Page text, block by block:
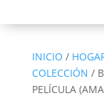
INICIO /
COLECCIÓN /
PELÍCULA